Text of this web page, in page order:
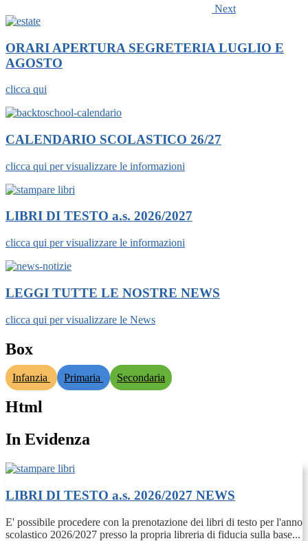
Next
ORARI APERTURA SEGRETERIA LUGLIO E
AGOSTO
clicca qui
CALENDARIO SCOLASTICO 26/27
clicca qui per visualizzare le informazioni
LIBRI DI TESTO a.s. 2026/2027
clicca qui per visualizzare le informazioni
LEGGI TUTTE LE NOSTRE NEWS
clicca qui per visualizzare le News
Box
Infanzia Primaria Secondaria
Html
In Evidenza
LIBRI DI TESTO a.s. 2026/2027 NEWS
E' possibile procedere con la prenotazione dei libri di testo per l'anno
scolastico 2026/2027 presso la propria libreria di fiducia sulla base...